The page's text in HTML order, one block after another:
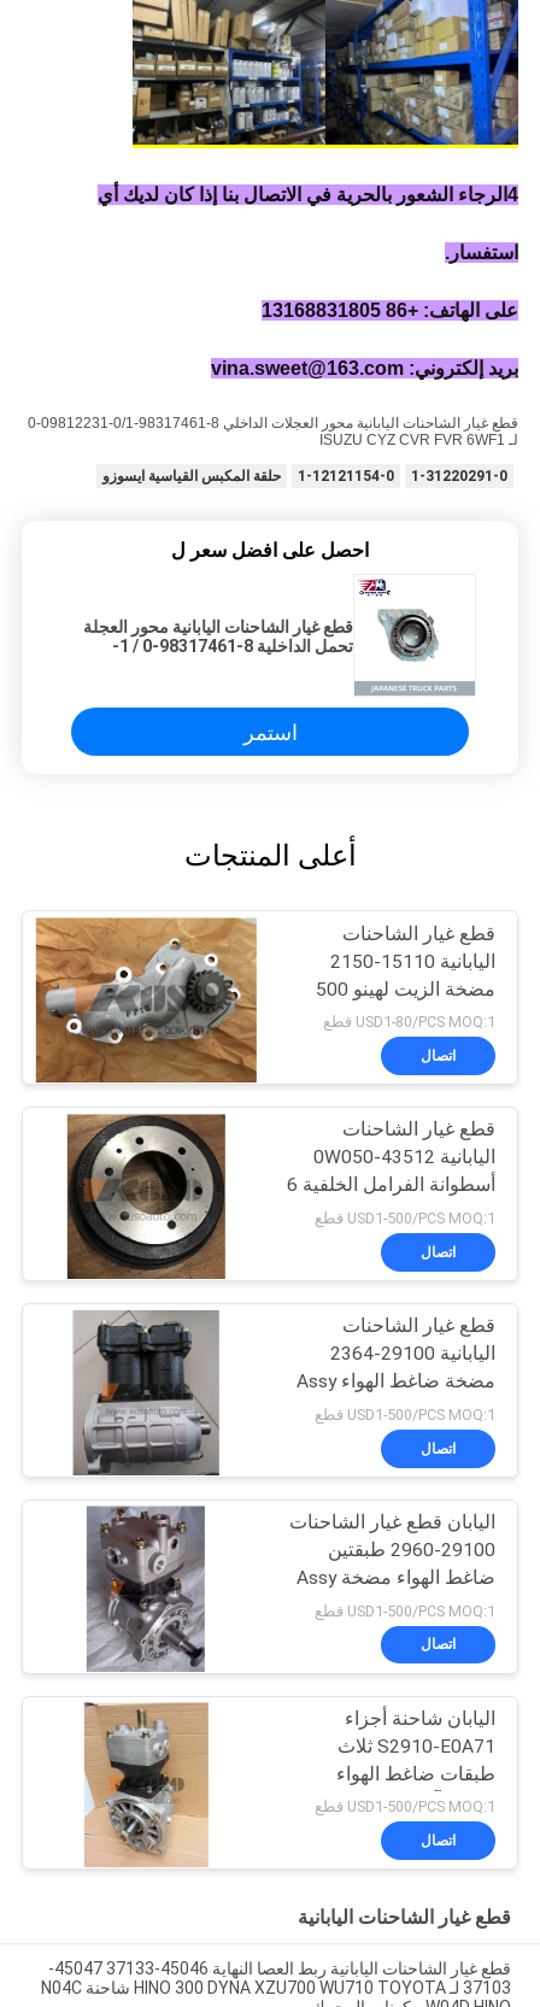
4الرجاء الشعور بالحرية في الاتصال بنا إذا كان لديك أي
استفسار.
على الهاتف: +86 13168831805
بريد إلكتروني: vina.sweet@163.com
قطع غيار الشاحنات اليابانية محور العجلات الداخلي 8-98317461-0/1-09812231-0
لـ ISUZU CYZ CVR FVR 6WF1
1-31220291-0
1-12121154-0 حلقة المكبس القياسية ايسوزو
احصل على افضل سعر ل
قطع غيار الشاحنات اليابانية محور العجلة
تحمل الداخلية 8-98317461-0 / 1-
استمر
أعلى المنتجات
قطع غيار الشاحنات
اليابانية 15110-2150
مضخة الزيت لهينو 500
رينجر J08C / J08E
USD1-80/PCS MOQ:1 قطع
اتصال
قطع غيار الشاحنات
اليابانية 43512-0W050
أسطوانة الفرامل الخلفية 6
ثقوب لـ HINO 300 Dutro
N04C / N04CT
USD1-500/PCS MOQ:1 قطع
اتصال
قطع غيار الشاحنات
اليابانية 29100-2364
مضخة ضاغط الهواء Assy
لعلامة HINO 500 RANGER
J08CT / J08C L HNTC
USD1-500/PCS MOQ:1 قطع
اتصال
اليابان قطع غيار الشاحنات
29100-2960 طبقتين
ضاغط الهواء مضخة Assy
ل HINO 700 Profia E13C
HNTC العلامة التجارية
USD1-500/PCS MOQ:1 قطع
اتصال
اليابان شاحنة أجزاء
S2910-E0A71 ثلاث
طبقات ضاغط الهواء
مضخة آسى ل هينو 700
التجارية
USD1-500/PCS MOQ:1 قطع
اتصال
قطع غيار الشاحنات اليابانية
قطع غيار الشاحنات اليابانية ربط العصا النهاية 45046-37133 45047-
37103 لـ HINO 300 DYNA XZU700 WU710 TOYOTA شاحنة N04C